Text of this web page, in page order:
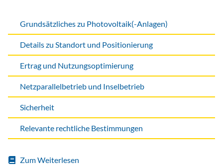
Grundsätzliches zu Photovoltaik(-Anlagen)
Details zu Standort und Positionierung
Ertrag und Nutzungsoptimierung
Netzparallelbetrieb und Inselbetrieb
Sicherheit
Relevante rechtliche Bestimmungen
Zum Weiterlesen